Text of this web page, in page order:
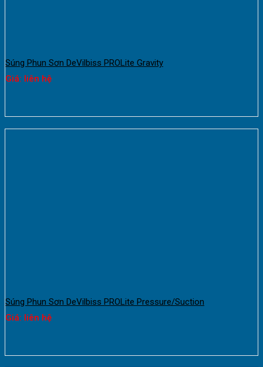
Súng Phun Sơn DeVilbiss PROLite Gravity
Giá: liên hệ
Súng Phun Sơn DeVilbiss PROLite Pressure/Suction
Giá: liên hệ